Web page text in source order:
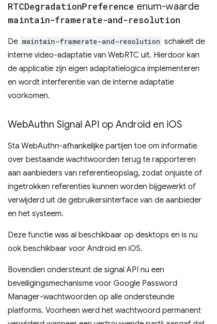
RTCDegradationPreference enum-waarde
maintain-framerate-and-resolution
De maintain-framerate-and-resolution schakelt de
interne video-adaptatie van WebRTC uit. Hierdoor kan
de applicatie zijn eigen adaptatielogica implementeren
en wordt interferentie van de interne adaptatie
voorkomen.
WebAuthn Signal API op Android en iOS
Sta WebAuthn-afhankelijke partijen toe om informatie
over bestaande wachtwoorden terug te rapporteren
aan aanbieders van referentieopslag, zodat onjuiste of
ingetrokken referenties kunnen worden bijgewerkt of
verwijderd uit de gebruikersinterface van de aanbieder
en het systeem.
Deze functie was al beschikbaar op desktops en is nu
ook beschikbaar voor Android en iOS.
Bovendien ondersteunt de signal API nu een
beveiligingsmechanisme voor Google Password
Manager-wachtwoorden op alle ondersteunde
platforms. Voorheen werd het wachtwoord permanent